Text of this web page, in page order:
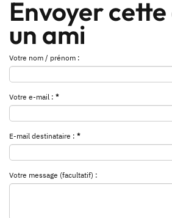
Envoyer
un ami
Votre nom / prénom :
Votre e-mail : *
E-mail destinataire : *
Votre message (facultatif) :